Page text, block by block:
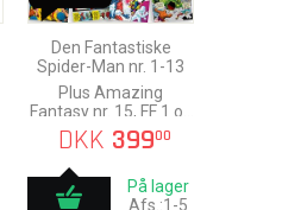
Den Fantastiske
Spider-Man nr. 1-13
Plus Amazing
Fantasy nr. 15, FF 1 og
X-Men 1
DKK 39900
På lager
Afs.:1-5